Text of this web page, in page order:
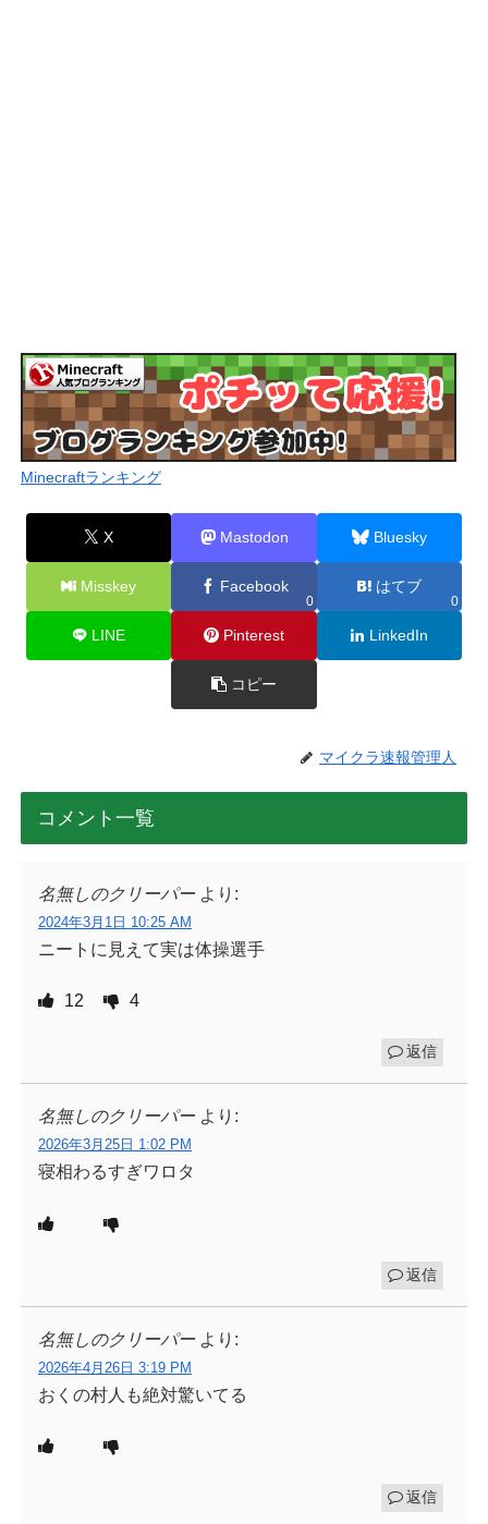
Minecraftランキング
X Mastodon Bluesky
Misskey Facebook
0
はてブ
0
LINE Pinterest LinkedIn
コピー
マイクラ速報管理人
コメント一覧
名無しのクリーパー より:
2024年3月1日 10:25 AM
ニートに見えて実は体操選手
12 4
返信
名無しのクリーパー より:
2026年3月25日 1:02 PM
寝相わるすぎワロタ
返信
名無しのクリーパー より:
2026年4月26日 3:19 PM
おくの村人も絶対驚いてる
返信